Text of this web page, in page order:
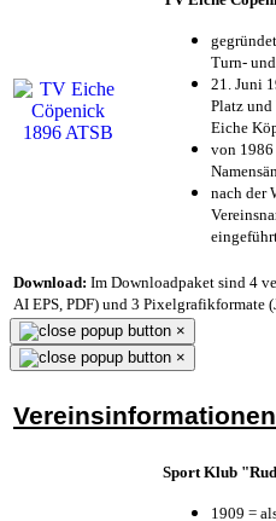
Turn-
21. Juni
Platz und
Eiche
von 1986
nach der
Download: Im Downloadpaket sind 4
AI EPS, PDF) und 3 Pixelgrafikformate
×
×
Sport Klub
1909 =